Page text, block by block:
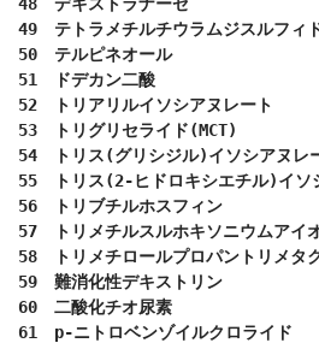
49　テトラメチルチウラムジスルフィ
50　テルピネオール
51　ドデカン二酸
52　トリアリルイソシアヌレート
53　トリグリセライド(MCT)
54　トリス(グリシジル)イソシアヌレ
55　トリス(2-ヒドロキシエチル)イソ
56　トリブチルホスフィン
57　トリメチルスルホキソニウムアイ
58　トリメチロールプロパントリメタ
59　難消化性デキストリン
60　二酸化チオ尿素
61　p-ニトロベンゾイルクロライド